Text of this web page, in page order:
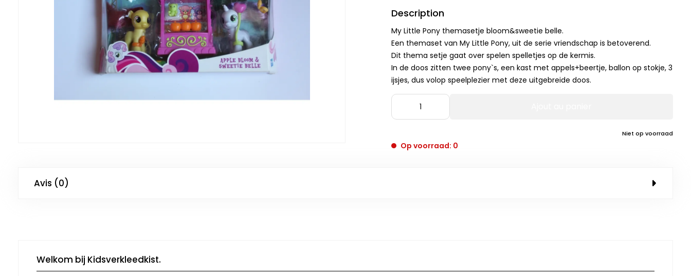
Description
My Little Pony themasetje bloom&sweetie belle.
Een themaset van My Little Pony, uit de serie vriendschap is betoverend.
Dit thema setje gaat over spelen spelletjes op de kermis.
In de doos zitten twee pony`s, een kast met appels+beertje, ballon op stokje, 3
ijsjes, dus volop speelplezier met deze uitgebreide doos.
Niet op voorraad
Op voorraad: 0
Avis (0)
Welkom bij Kidsverkleedkist.